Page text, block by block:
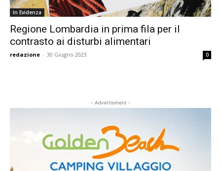
In Evidenza
Regione Lombardia in prima fila per il
contrasto ai disturbi alimentari
redazione - 30 Giugno 2023 0
- Advertisment -